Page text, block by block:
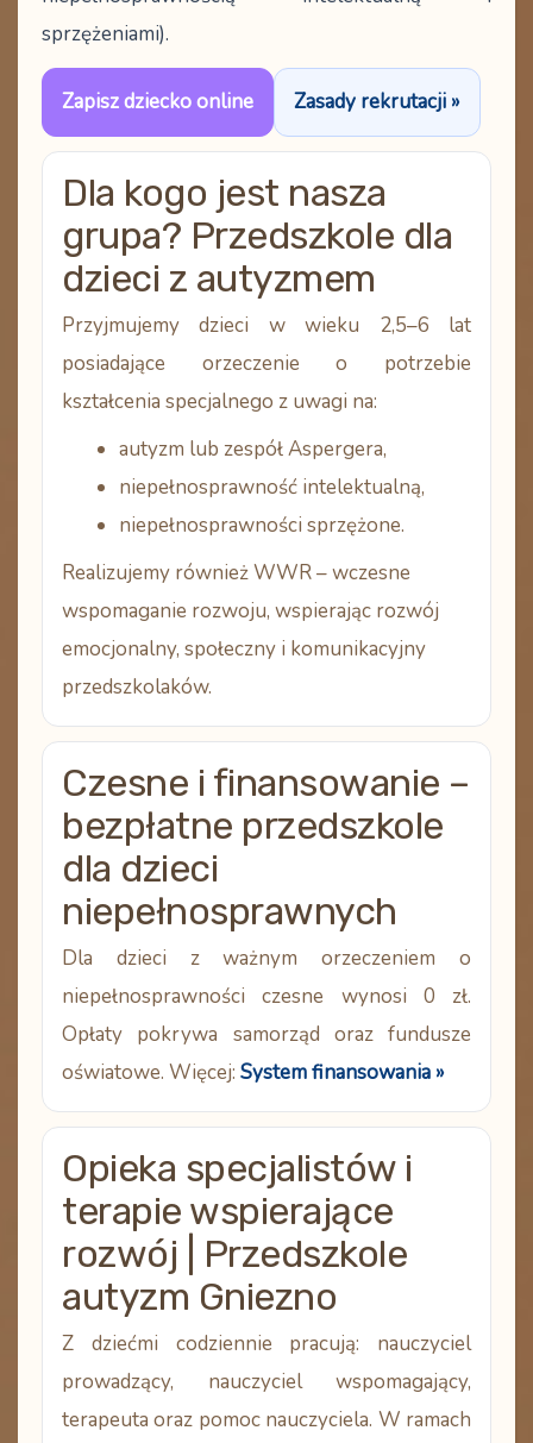
sprzężeniami).
Zapisz dziecko online Zasady rekrutacji »
Dla kogo jest nasza
grupa? Przedszkole dla
dzieci z autyzmem
Przyjmujemy dzieci w wieku 2,5–6 lat
posiadające orzeczenie o potrzebie
kształcenia specjalnego z uwagi na:
autyzm lub zespół Aspergera,
niepełnosprawność intelektualną,
niepełnosprawności sprzężone.
Realizujemy równieżWWR – wczesne
wspomaganie rozwoju, wspierając rozwój
emocjonalny, społeczny i komunikacyjny
przedszkolaków.
Czesne i finansowanie –
bezpłatne przedszkole
dla dzieci
niepełnosprawnych
Dla dzieci z ważnym orzeczeniem o
niepełnosprawnościczesne wynosi 0 zł.
Opłaty pokrywa samorząd oraz fundusze
oświatowe. Więcej: System finansowania »
Opieka specjalistów i
terapie wspierające
rozwój | Przedszkole
autyzm Gniezno
Z dziećmi codziennie pracują: nauczyciel
prowadzący, nauczyciel wspomagający,
terapeuta oraz pomoc nauczyciela. W ramach